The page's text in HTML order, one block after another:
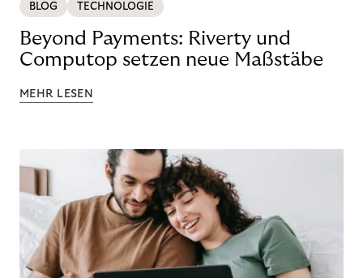
BLOG TECHNOLOGIE
Beyond Payments: Riverty und
Computop setzen neue Maßstäbe
MEHR LESEN